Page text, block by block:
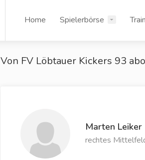
Home Spielerbörse
Von FV Löbtauer Kickers 93
Marten Leiker
rechtes